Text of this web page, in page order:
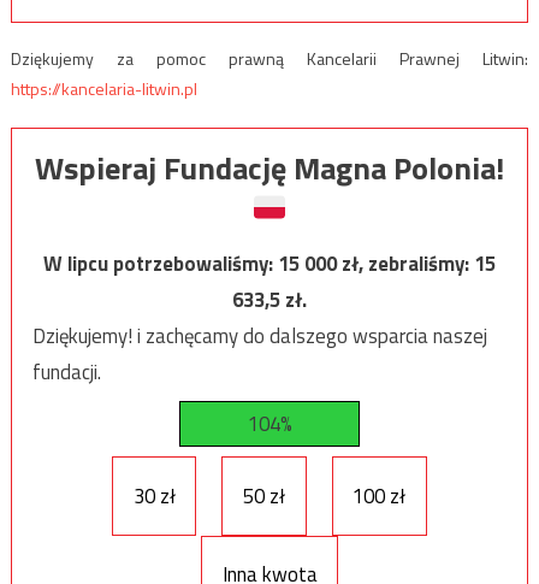
Dziękujemy za pomoc prawną Kancelarii Prawnej Litwin:
https://kancelaria-litwin.pl
Wspieraj Fundację Magna Polonia!
W lipcu potrzebowaliśmy:15 000zł, zebraliśmy:15
633,5zł.
Dziękujemy! i zachęcamy do dalszego wsparcia naszej
fundacji.
104%
30 zł 50 zł 100 zł
Inna kwota